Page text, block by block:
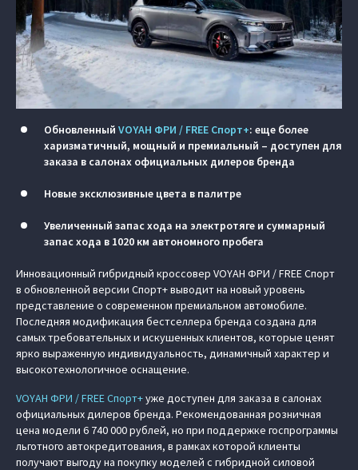
Обновленный VOYAH ФРИ / FREE Спорт+: еще более
харизматичный, мощный и премиальный – доступен для
заказа в салонах официальных дилеров бренда
Новые эксклюзивные цвета в палитре
Увеличенный запас хода на электротяге и суммарный
запас хода в 1020 км автономного пробега
Инновационный гибридный кроссовер VOYAH ФРИ / FREE Спорт
в обновленной версии Спорт+ выводит на новый уровень
представление о современном премиальном автомобиле.
Последняя модификация бестселлера бренда создана для
самых требовательных и искушенных клиентов, которые ценят
ярко выраженную индивидуальность, динамичный характер и
высокотехнологичное оснащение.
VOYAH ФРИ / FREE Спорт+уже доступен для заказа в салонах
официальных дилеров бренда. Рекомендованная розничная
цена модели 6 740 000 рублей, но при поддержке госпрограммы
льготного автокредитования, в рамках которой клиенты
получают выгоду на покупку моделей с гибридной силовой